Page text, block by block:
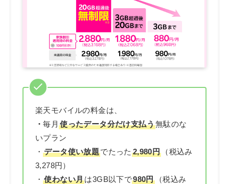
楽天モバイルの料金は、
・毎月使ったデータ分だけ支払う無駄のな
いプラン
・データ使い放題でたった 2,980円
（税込み
3,278円）
・使わない月は3GB以下で980円（税込み